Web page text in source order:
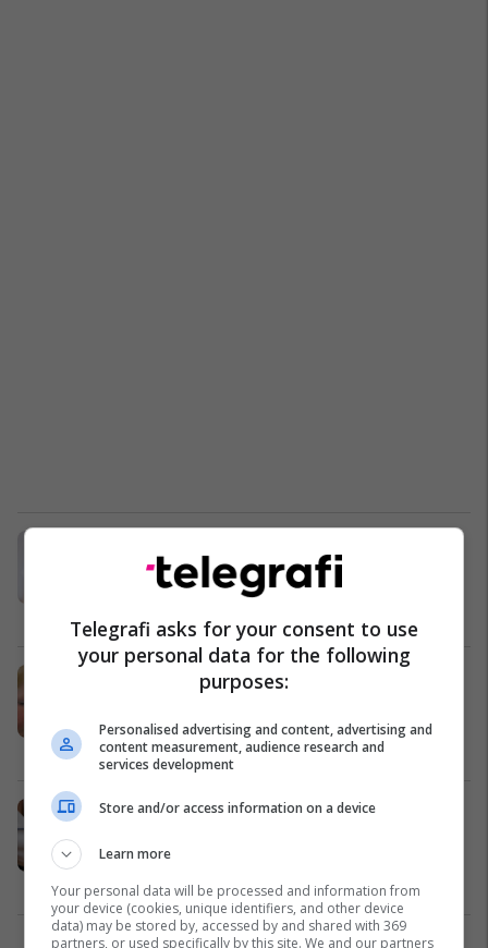
fruthit, në Kosovë nuk është
raportuar asnjë rast deri më sot
Edhe Kosova rrezikon të preket nga
fëmijëve
Shëndetësi 25/03/2023
Cilat janë komplikimet nëse një
fruthi
Shëndeti 03/02/2023
Telegrafi asks for your consent to use
your personal data for the following
purposes:
Personalised advertising and content, advertising and
content measurement, audience research and
services development
Store and/or access information on a device
Learn more
Your personal data will be processed and information from
your device (cookies, unique identifiers, and other device
data) may be stored by, accessed by and shared with 369
partners, or used specifically by this site. We and our partners